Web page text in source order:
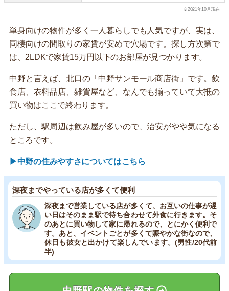
※2021年10月現在
単身向けの物件が多く一人暮らしでも人気ですが、実は、
同棲向けの間取りの家賃が安めで穴場です。探し方次第で
は、2LDKで家賃15万円以下のお部屋が見つかります。
中野と言えば、北口の「中野サンモール商店街」です。飲
食店、衣料品店、雑貨屋など、なんでも揃っていて大抵の
買い物はここで終わります。
ただし、駅周辺は飲み屋が多いので、治安がやや気になる
ところです。
▶中野の住みやすさについてはこちら
深夜までやっている店が多くて便利
深夜まで営業している店が多くて、お互いの仕事が遅
い日はそのまま駅で待ち合わせて外食に行きます。そ
のあとに買い物して家に帰れるので、とにかく便利で
す。あと、イベントごとが多くて賑やかな街なので、
休日も彼女と出かけて楽しんでいます。(男性/20代前
半)